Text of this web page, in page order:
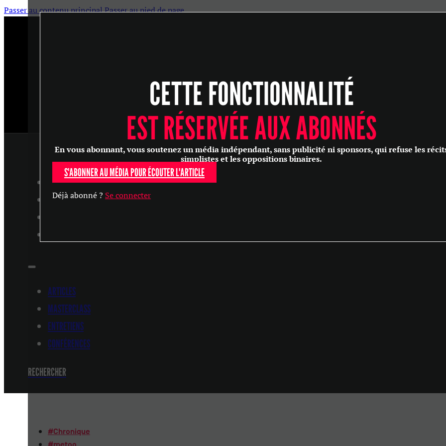
Passer au contenu principalPasser au pied de page
SANTÉ
PHILOSOPHIE
CULTURE
SOCIÉTÉ
ARTICLES
MASTERCLASS
ARTICLES
MASTERCLASS
ENTRETIENS
CONFÉRENCES
RECHERCHER
#Chronique
CETTE FONCTIONNALITÉ
EST RÉSERVÉE AUX ABONNÉS
En vous abonnant, vous soutenez un média indépendant, sans publicité ni sponsors, qui refuse les
simplistes et les oppositions binaires.
S'ABONNER AU MÉDIA POUR ÉCOUTER L'ARTICLE
Déjà abonné ? Se connecter